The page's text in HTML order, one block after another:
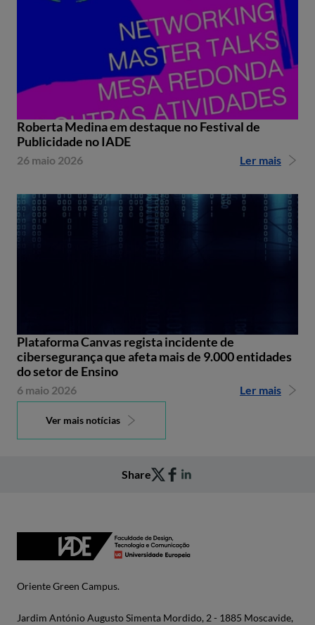
Roberta Medina em destaque no Festival de
Publicidade no IADE
26 maio 2026 Ler mais
Plataforma Canvas regista incidente de
cibersegurança que afeta mais de 9.000 entidades
do setor de Ensino
6 maio 2026 Ler mais
Ver mais notícias
Share
Oriente Green Campus.
Jardim António Augusto Simenta Mordido, 2 - 1885 Moscavide,